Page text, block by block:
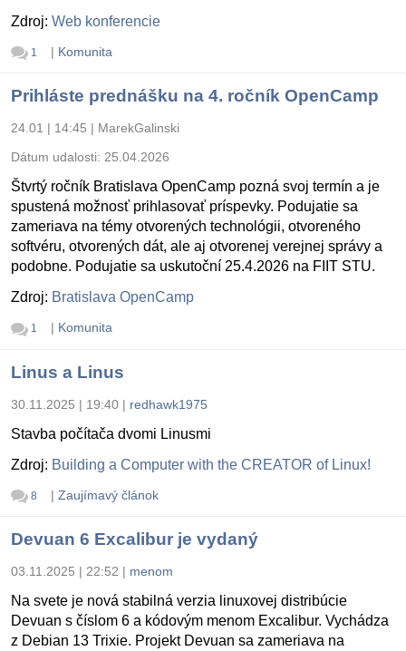
Zdroj: Web konferencie
1 | Komunita
Prihláste prednášku na 4. ročník OpenCamp
24.01 | 14:45 | MarekGalinski
Dátum udalosti: 25.04.2026
Štvrtý ročník Bratislava OpenCamp pozná svoj termín a je
spustená možnosť prihlasovať príspevky. Podujatie sa
zameriava na témy otvorených technológii, otvoreného
softvéru, otvorených dát, ale aj otvorenej verejnej správy a
podobne. Podujatie sa uskutoční 25.4.2026 na FIIT STU.
Zdroj: Bratislava OpenCamp
1 | Komunita
Linus a Linus
30.11.2025 | 19:40 | redhawk1975
Stavba počítača dvomi Linusmi
Zdroj: Building a Computer with the CREATOR of Linux!
8 | Zaujímavý článok
Devuan 6 Excalibur je vydaný
03.11.2025 | 22:52 | menom
Na svete je nová stabilná verzia linuxovej distribúcie
Devuan s číslom 6 a kódovým menom Excalibur. Vychádza
z Debian 13 Trixie. Projekt Devuan sa zameriava na